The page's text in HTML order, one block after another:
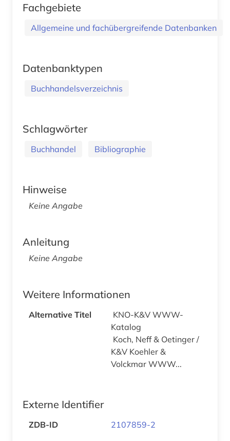
Fachgebiete
Allgemeine und fachübergreifende Datenbanken
Datenbanktypen
Buchhandelsverzeichnis
Schlagwörter
Buchhandel Bibliographie
Hinweise
Keine Angabe
Anleitung
Keine Angabe
Weitere Informationen
Alternative Titel
KNO-K&V WWW-
Katalog
Koch, Neff & Oetinger /
K&V Koehler &
Volckmar WWW...
Externe Identifier
ZDB-ID 2107859-2